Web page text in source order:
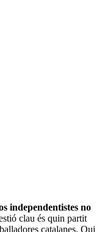
independentistes no
clau és quin partit
catalanes. Qui